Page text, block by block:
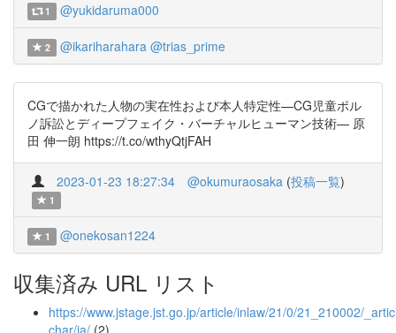
1 @yukidaruma000
2 @ikariharahara @trias_prime
CGで描かれた人物の実在性および本人特定性—CG児童ポル
ノ訴訟とディープフェイク・バーチャルヒューマン技術— 原
田 伸一朗 https://t.co/wthyQtjFAH
2023-01-23 18:27:34 @okumuraosaka (投稿一覧)
1
1 @onekosan1224
収集済み URL リスト
https://www.jstage.jst.go.jp/article/inlaw/21/0/21_210002/
char/ja/ (2)